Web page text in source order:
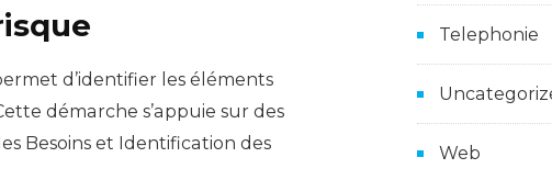
d’identifier les éléments
démarche s’appuie sur des
Besoins et Identification des
Telephonie
Web